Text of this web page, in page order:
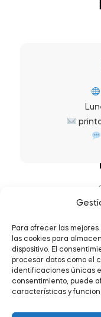
Para ofrecer las
las cookies para
dispositivo. El
procesar datos como el
identificaciones únicas
consentimiento, puede
características y
Política de
Política